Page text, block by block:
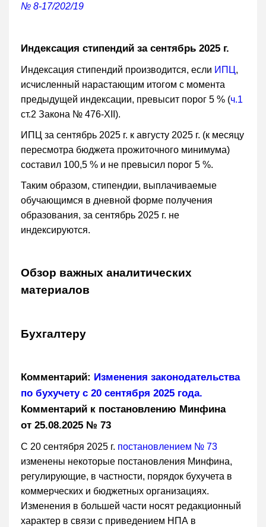
№ 8-17/202/19
Индексация стипендий за сентябрь 2025 г.
Индексация стипендий производится, если ИПЦ ,
исчисленный нарастающим итогом с момента
предыдущей индексации, превысит порог 5 % (ч.1
ст.2 Закона № 476-XII).
ИПЦ за сентябрь 2025 г. к августу 2025 г. (к месяцу
пересмотра бюджета прожиточного минимума)
составил 100,5 % и не превысил порог 5 %.
Таким образом, стипендии, выплачиваемые
обучающимся в дневной форме получения
образования, за сентябрь 2025 г. не
индексируются.
Обзор важных аналитических
материалов
Бухгалтеру
Комментарий: Изменения законодательства
по бухучету с 20 сентября 2025 года.
Комментарий к постановлению Минфина
от 25.08.2025 № 73
С 20 сентября 2025 г. постановлением № 73
изменены некоторые постановления Минфина,
регулирующие, в частности, порядок бухучета в
коммерческих и бюджетных организациях.
Изменения в большей части носят редакционный
характер в связи с приведением НПА в